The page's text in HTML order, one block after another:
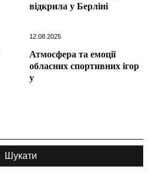
відкрила у Берліні
12.08.2025
Атмосфера та емоції
обласних спортивних ігор
у